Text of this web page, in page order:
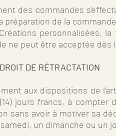
des commandes
préparation de la
personnalisées,
ne peut être acceptée dès
DE RÉTRACTATION
aux dispositions de
jours francs, à
sans avoir à motiver sa
un dimanche ou un